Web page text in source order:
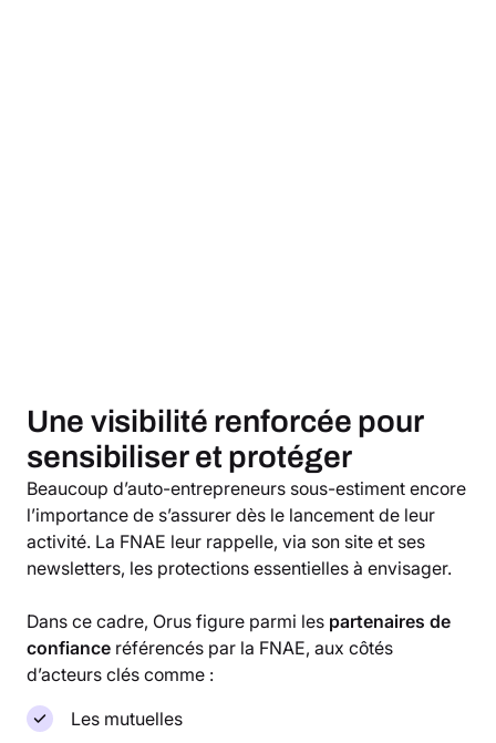
Une visibilité renforcée pour
sensibiliser et protéger
Beaucoup d’auto-entrepreneurs sous-estiment encore
l’importance de s’assurer dès le lancement de leur
activité. La FNAE leur rappelle, via son site et ses
newsletters, les protections essentielles à envisager.
Dans ce cadre, Orus figure parmi les partenaires de
confiance référencés par la FNAE, aux côtés
d’acteurs clés comme :
Les mutuelles